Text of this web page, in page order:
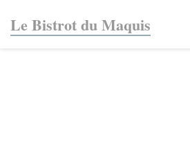
Le Bistrot du Maquis